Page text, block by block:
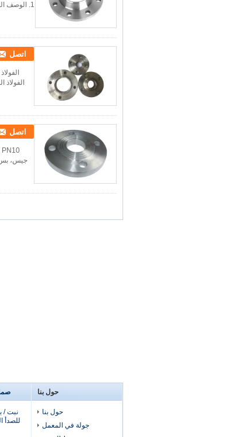
1. الوصف اللحام الرقبة الشفاه لها محور مدبب طويل وغالبا ما تستخدم لتطبيقات الضغط العالي. عندما يأمر لح...
اتصل
اتصل
حول بنا
حول بنا
جولة في المعمل
نبت /